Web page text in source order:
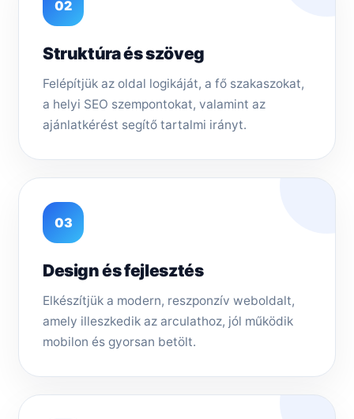
02
Struktúra és szöveg
Felépítjük az oldal logikáját, a fő szakaszokat,
a helyi SEO szempontokat, valamint az
ajánlatkérést segítő tartalmi irányt.
03
Design és fejlesztés
Elkészítjük a modern, reszponzív weboldalt,
amely illeszkedik az arculathoz, jól működik
mobilon és gyorsan betölt.